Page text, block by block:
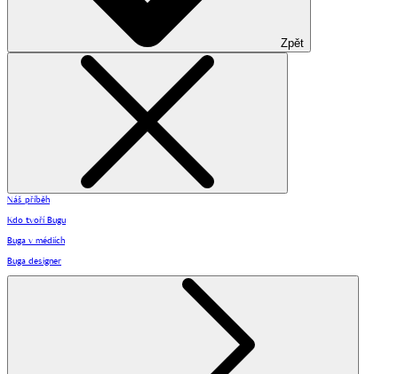
Zpět
Náš příběh
Kdo tvoří Bugu
Buga v médiích
Buga designer